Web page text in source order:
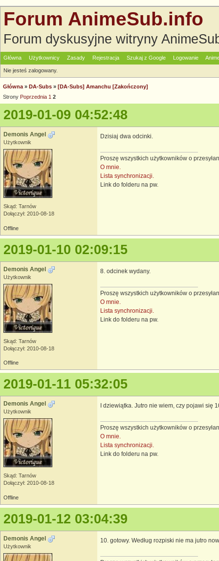
Forum AnimeSub.info
Forum dyskusyjne witryny
Główna Użytkownicy Zasady Rejestracja Szukaj z Google Logowanie
Nie jesteś zalogowany.
Główna » DA-Subs » [DA-Subs] Amanchu [Zakończony]
Strony Poprzednia 1 2
2019-01-09 04:52:48
Demonis Angel
Użytkownik
Skąd: Tarnów
Dołączył: 2010-08-18
Dzisiaj dwa odcinki.
Proszę wszystkich użytkowników o
O mnie.
Lista synchronizacji.
Link do folderu na pw.
Offline
2019-01-10 02:09:15
Demonis Angel
Użytkownik
Skąd: Tarnów
Dołączył: 2010-08-18
8. odcinek wydany.
Proszę wszystkich użytkowników o
O mnie.
Lista synchronizacji.
Link do folderu na pw.
Offline
2019-01-11 05:32:05
Demonis Angel
Użytkownik
Skąd: Tarnów
Dołączył: 2010-08-18
I dziewiątka. Jutro nie wiem, czy pojawi się
Proszę wszystkich użytkowników o
O mnie.
Lista synchronizacji.
Link do folderu na pw.
Offline
2019-01-12 03:04:39
Demonis Angel
Użytkownik
10. gotowy. Według rozpiski nie ma jutro